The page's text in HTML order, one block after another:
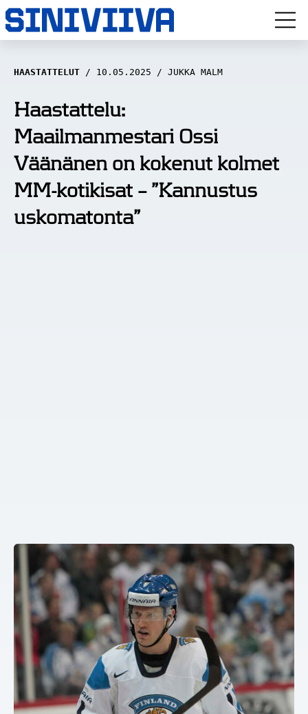
LUUVITONEN
HAASTATTELUT
NÄKÖKULMAT
ANALYYSIT
ARTIKKELIT
HAASTATTELUT 10.05.2025 JUKKA MALM
Haastattelu:
Maailmanmestari Ossi
Väänänen on kokenut kolmet
MM-kotikisat – ”Kannustus
uskomatonta”